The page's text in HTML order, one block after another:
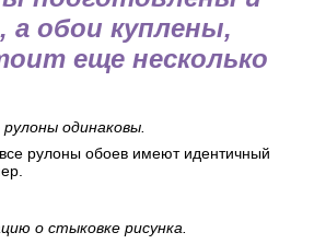
а обои куплены,
еще несколько
одинаковы.
все рулоны обоев имеют идентичный
о стыковке рисунка.